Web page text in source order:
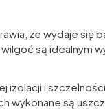
że wydaje się
są idealnym
izolacji i
wykonane są